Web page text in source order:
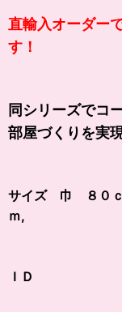
直輸入オーダー
す！
同シリーズでコ
部屋づくりを実
サイズ 巾 ８０
ｍ,
ＩＤ